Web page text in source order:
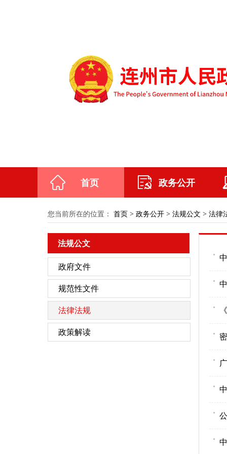
首页 政务公开
您当前所在的位置： 首页 > 政务公开 > 法规公文 > 法律
法规公文
政府文件
规范性文件
法律法规
政策解读